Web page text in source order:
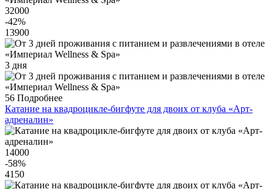
32000
-42%
13900
3 дня
56 Подробнее
Катание на квадроцикле-бигфуте для двоих от клуба «Арт-
адреналин»
14000
-58%
4150